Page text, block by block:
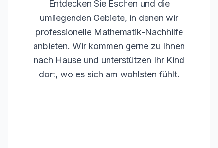
Entdecken Sie Eschen und die
umliegenden Gebiete, in denen wir
professionelle Mathematik-Nachhilfe
anbieten. Wir kommen gerne zu Ihnen
nach Hause und unterstützen Ihr Kind
dort, wo es sich am wohlsten fühlt.